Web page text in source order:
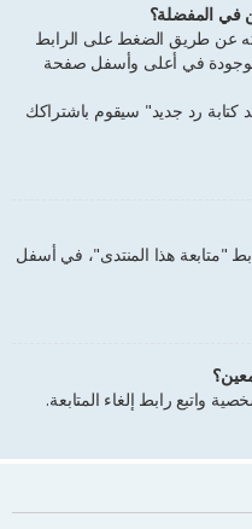
في المفضلة؟
عن طريق الضغط على الرابط
في أعلى وأسفل صفحة
كتابة رد جديد" سيقوم باشتراكك
"متابعة هذا المنتدى"، في أسفل
واتبع رابط إلغاء المتابعة.